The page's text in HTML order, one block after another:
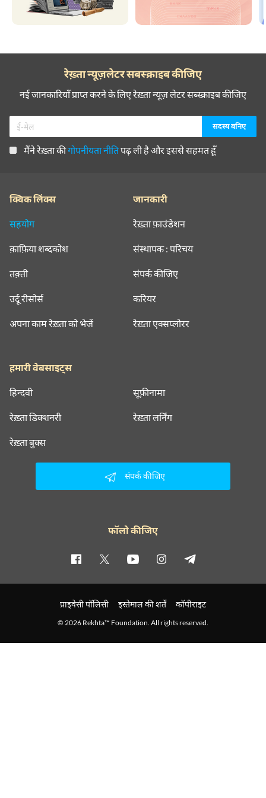
रेख़्ता न्यूज़लेटर सबस्क्राइब कीजिए
नई जानकारियाँ प्राप्त करने के लिए रेख़्ता न्यूज़ लेटर सब्स्क्राइब कीजिए
मैंने रेख़्ता कीगोपनीयता नीतिपढ़ ली है और इससे सहमत हूँ
क्विक लिंक्स
सहयोग
क़ाफ़िया शब्दकोश
तक़्ती
उर्दू रीसोर्स
अपना काम रेख़्ता को भेजें
जानकारी
रेख़्ता फ़ाउंडेशन
संस्थापक : परिचय
संपर्क कीजिए
करियर
रेख़्ता एक्सप्लोरर
हमारी वेबसाइट्स
हिन्दवी सूफ़ीनामा
रेख़्ता डिक्शनरी रेख़्ता लर्निंग
रेख़्ता बुक्स
संपर्क कीजिए
फॉलो कीजिए
प्राइवेसी पॉलिसी इस्तेमाल की शर्तें कॉपीराइट
© 2026 Rekhta™ Foundation. All rights reserved.